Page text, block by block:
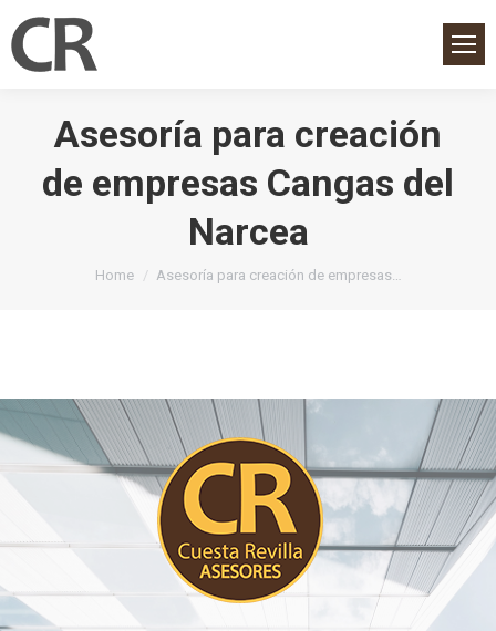
Asesoría para creación
de empresas Cangas del
Narcea
You are here:
Home Asesoría para creación de empresas…